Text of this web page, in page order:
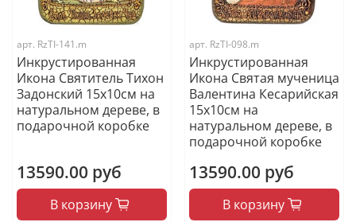
арт. RzTI-141.m
Инкрустированная
Икона Святитель Тихон
Задонский 15х10см на
натуральном дереве, в
подарочной коробке
13590.00 руб
В корзину
арт. RzTI-098.m
Инкрустированная
Икона Святая мученица
Валентина Кесарийская
15х10см на
натуральном дереве, в
подарочной коробке
13590.00 руб
В корзину